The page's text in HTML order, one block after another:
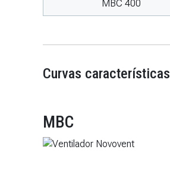
MBC 400
Curvas características
MBC